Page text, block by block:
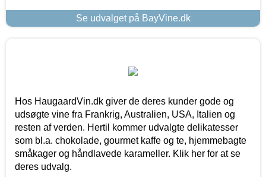
Se udvalget på BayVine.dk
Hos HaugaardVin.dk giver de deres kunder gode og
udsøgte vine fra Frankrig, Australien, USA, Italien og
resten af verden. Hertil kommer udvalgte delikatesser
som bl.a. chokolade, gourmet kaffe og te, hjemmebagte
småkager og håndlavede karameller. Klik her for at se
deres udvalg.